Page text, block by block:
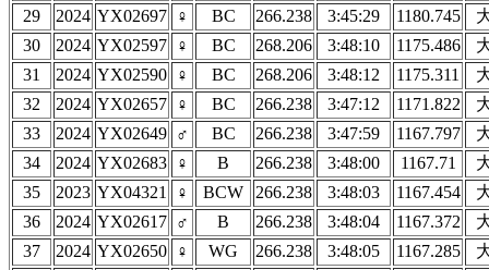
29
2024 YX02697 ♀ BC 266.238 3:45:29 1180.745
30
2024 YX02597 ♀ BC 268.206 3:48:10 1175.486
31
2024 YX02590 ♀ BC 268.206 3:48:12 1175.311
32
2024 YX02657 ♀ BC 266.238 3:47:12 1171.822
33
2024 YX02649 ♂ BC 266.238 3:47:59 1167.797
34
2024 YX02683 ♀ B 266.238 3:48:00 1167.71
35
2023 YX04321 ♀ BCW 266.238 3:48:03 1167.454
36
2024 YX02617 ♂ B 266.238 3:48:04 1167.372
37
2024 YX02650 ♀ WG 266.238 3:48:05 1167.285